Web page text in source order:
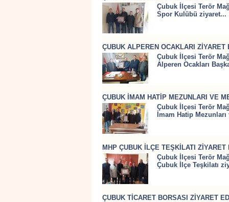
Çubuk İlçesi Terör
Spor Kulübü ziyaret...
ÇUBUK ALPEREN OCAKLARI ZİYARET
Çubuk İlçesi Terör
Alperen Ocakları
ÇUBUK İMAM HATİP MEZUNLARI VE
Çubuk İlçesi Terör
İmam Hatip
MHP ÇUBUK İLÇE TEŞKİLATI ZİYARET
Çubuk İlçesi Terör
Çubuk İlçe Teşkilatı
ÇUBUK TİCARET BORSASI ZİYARET